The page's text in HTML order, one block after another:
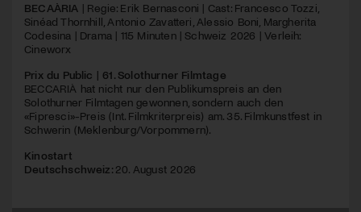
BECAÀRIA | Regie: Erik Bernasconi | Cast: Francesco Tozzi,
Sinéad Thornhill, Antonio Zavatteri, Alessio Boni, Margherita
Codesina | Drama | 115 Minuten | Schweiz 2026 | Verleih:
Cineworx
Prix du Public | 61. Solothurner Filmtage
BECCARIÀ hat nicht nur den Publikumspreis an den
Solothurner Filmtagen gewonnen, sondern auch den
«Fipresci»-Preis (Int. Filmkriterpreis) am. 35. Filmkunstfest in
Schwerin (Meklenburg/Vorpommern).
Kinostart
Deutschschweiz: 20. August 2026